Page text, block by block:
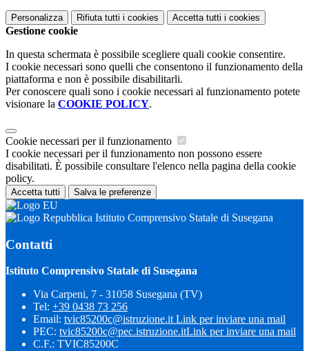
Personalizza Rifiuta tutti i cookies Accetta tutti i cookies
Gestione cookie
In questa schermata è possibile scegliere quali cookie consentire.
I cookie necessari sono quelli che consentono il funzionamento della
piattaforma e non è possibile disabilitarli.
Per conoscere quali sono i cookie necessari al funzionamento potete
visionare la COOKIE POLICY.
Cookie necessari per il funzionamento
I cookie necessari per il funzionamento non possono essere
disabilitati. È possibile consultare l'elenco nella pagina della cookie
policy.
Accetta tutti Salva le preferenze
Istituto Comprensivo Statale di Susegana
Contatti
Istituto Comprensivo Statale di Susegana
Via Carpeni, 7 - 31058 Susegana (TV)
Tel: +39 0438 73 256
Email: tvic85200c@istruzione.itLink per inviare una mail
PEC: tvic85200c@pec.istruzione.itLink per inviare una mail
C.F.: TVIC85200C